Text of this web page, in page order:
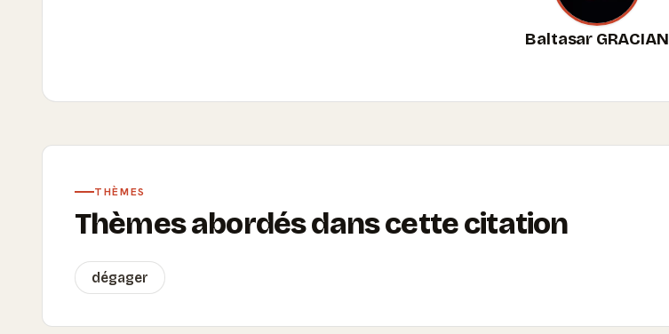
Baltasar GRACIAN
THÈMES
Thèmes abordés dans cette citation
dégager